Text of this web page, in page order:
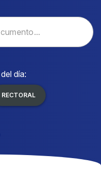
día:
RECTORAL